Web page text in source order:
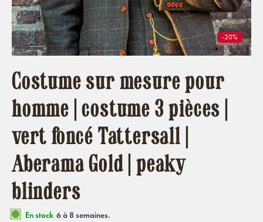
-20%
Costume sur mesure pour
homme | costume 3 pièces |
vert foncé Tattersall |
Aberama Gold | peaky
blinders
En stock 6 à 8 semaines.